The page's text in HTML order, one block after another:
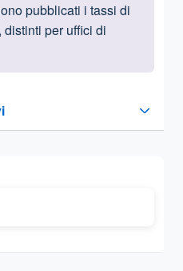
pubblicati i tassi di
per uffici di